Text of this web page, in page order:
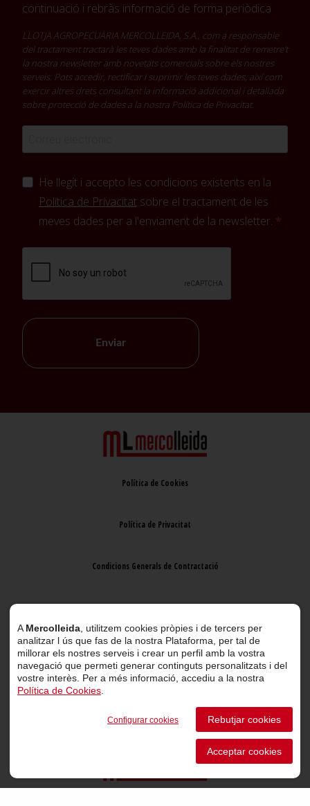
continuació i rebràs informació de forma periòdica
LLOTJA AGROPECUÀRIA MERCOLLEIDA, S.A., com a responsable
del tractament tractarà les teves dades amb la finalitat de remetre't
la nostra newsletter amb novetats comercials sobre els nostres
serveis. Pots accedir, rectificar i suprimir les teves dades, així com
exercir altres drets consultant la informació addicional i detallada
sobre protecció de dades a la nostra Política de Privacitat.
He llegit i accepto les condicions existents en la
Política de Privacitat sobre el tractament de les
meves dades per a l'enviament de la newsletter.
Enviar
Política de Cookies
Política de Privacitat
Condicions Generals de Contractació
© 2026 Mercolleida. Tots els drets reservats.
ACTIUM Digital
A Mercolleida , utilitzem cookies pròpies i de tercers per
analitzar l ús que fas de la nostra Plataforma, per tal de
millorar els nostres serveis i crear un perfil amb la vostra
navegació que permeti generar continguts personalitzats i del
vostre interès. Per a més informació, accediu a la nostra
Política de Cookies
Configurar cookies Rebutjar cookies
Acceptar cookies